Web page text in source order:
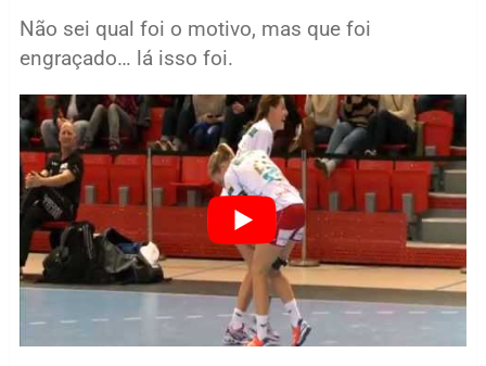
Não sei qual foi o motivo, mas que foi
engraçado… lá isso foi.